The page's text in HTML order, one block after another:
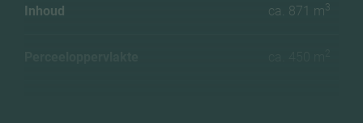
Inhoud ca. 871 m3